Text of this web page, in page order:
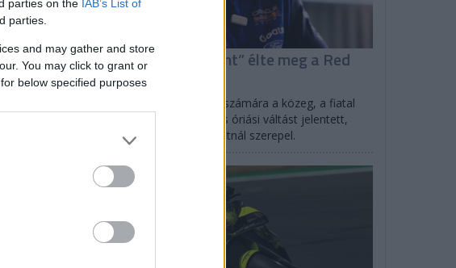
parties on the IAB’s List of
parties.
and may gather and store
You may click to grant or
below specified purposes
Hadjar „kultúrsokként” élte meg a Red
Bullt
Hiába nem volt ismeretlen számára a közeg, a fiatal
francia F1-es számára így is óriási váltást jelentett,
hogy idén már a nagycsapatnál szerepel.
MOTOR